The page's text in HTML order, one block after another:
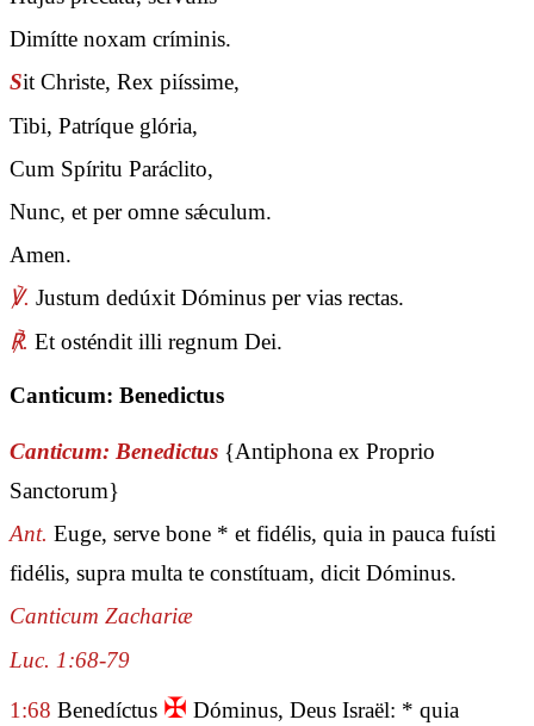
Dimítte noxam críminis.
Sit Christe, Rex piíssime,
Tibi, Patríque glória,
Cum Spíritu Paráclito,
Nunc, et per omne sǽculum.
Amen.
℣. Justum dedúxit Dóminus per vias rectas.
℟. Et osténdit illi regnum Dei.
Canticum: Benedictus
Canticum: Benedictus {Antiphona ex Proprio
Sanctorum}
Ant. Euge, serve bone * et fidélis, quia in pauca fuísti
fidélis, supra multa te constítuam, dicit Dóminus.
Canticum Zachariæ
Luc. 1:68-79
1:68 Benedíctus ✠ Dóminus, Deus Israël: * quia